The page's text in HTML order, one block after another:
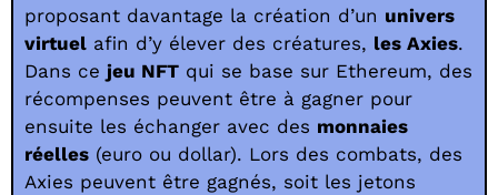
proposant davantage la création d’un univers
virtuel afin d’y élever des créatures, les Axies.
Dans ce jeu NFT qui se base sur Ethereum, des
récompenses peuvent être à gagner pour
ensuite les échanger avec des monnaies
réelles (euro ou dollar). Lors des combats, des
Axies peuvent être gagnés, soit les jetons